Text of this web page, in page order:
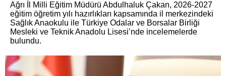
Ağrı İl Milli Eğitim Müdürü Abdulhaluk Çakan, 2026-2027
eğitim öğretim yılı hazırlıkları kapsamında il merkezindeki
Sağlık Anaokulu ile Türkiye Odalar ve Borsalar Birliği
Mesleki ve Teknik Anadolu Lisesi’nde incelemelerde
bulundu.